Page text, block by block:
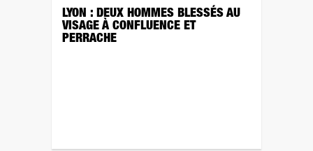
LYON : DEUX HOMMES BLESSÉS AU
VISAGE À CONFLUENCE ET
PERRACHE